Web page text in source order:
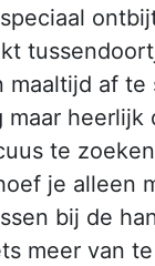
maaltijd af
maar heerlijk
te
je alleen
bij de
meer van